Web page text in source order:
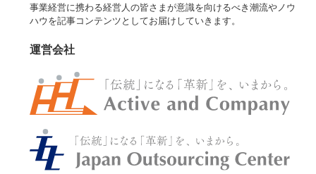
事業経営に携わる経営人の皆さまが意識を向けるべき潮流やノウ
ハウを記事コンテンツとしてお届けしていきます。
運営会社